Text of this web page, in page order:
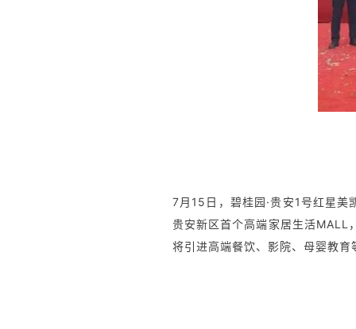
7月15日，碧桂园·贵安1号红星
贵安新区首个高端家居生活MALL
将引进高端餐饮、影院、母婴教